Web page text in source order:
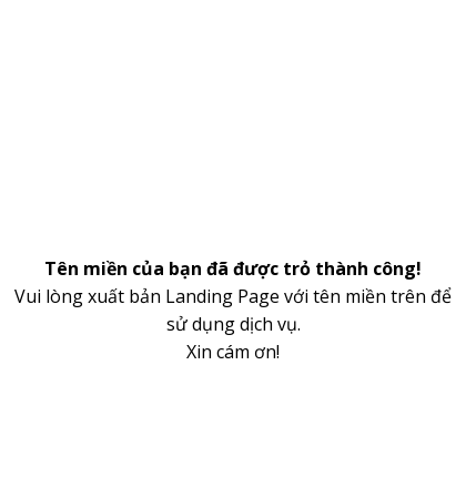
Tên miền của bạn đã được trỏ thành công!
Vui lòng xuất bản Landing Page với tên miền trên để
sử dụng dịch vụ.
Xin cám ơn!